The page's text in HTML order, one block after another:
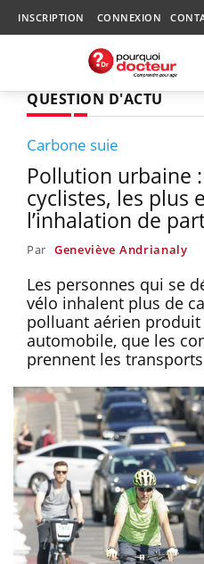
INSCRIPTION CONNEXION
QUESTION D'ACTU
Carbone suie
Pollution urbaine
cyclistes, les plus
l’inhalation de
Par Geneviève Andrianaly
Les personnes qui se
vélo inhalent plus de
polluant aérien
automobile, que les
prennent les